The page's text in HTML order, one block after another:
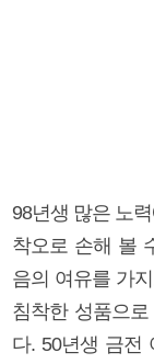
98년생 많은 노
착오로 손해 볼
음의 여유를 가
침착한 성품으
다. 50년생 금전